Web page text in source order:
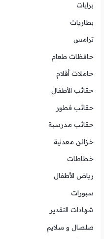
برايات
بطاريات
ترامس
حافظات طعام
حاملات أقلام
حقائب الأطفال
حقائب فطور
حقائب مدرسية
خزائن معدنية
خطاطات
رياض الأطفال
سبورات
شهادات التقدير
صلصال و سلايم